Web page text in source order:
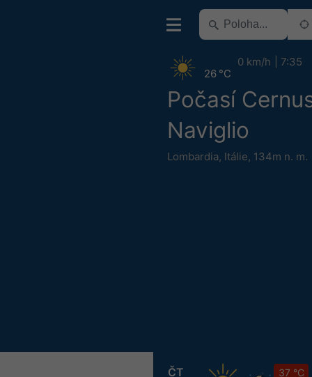
Počasí
Naviglio
Lombardia, Itálie, 134m n. m.
26 °C
0 km/h 7:35
ČT
37 °C